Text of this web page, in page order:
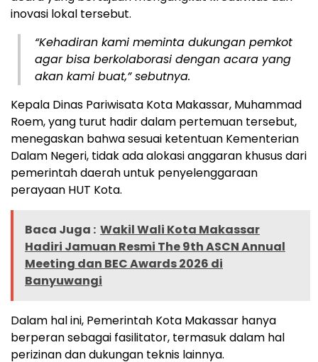
inovasi lokal tersebut.
“Kehadiran kami meminta dukungan pemkot
agar bisa berkolaborasi dengan acara yang
akan kami buat,” sebutnya.
Kepala Dinas Pariwisata Kota Makassar, Muhammad
Roem, yang turut hadir dalam pertemuan tersebut,
menegaskan bahwa sesuai ketentuan Kementerian
Dalam Negeri, tidak ada alokasi anggaran khusus dari
pemerintah daerah untuk penyelenggaraan
perayaan HUT Kota.
Baca Juga : Wakil Wali Kota Makassar
Hadiri Jamuan Resmi The 9th ASCN Annual
Meeting dan BEC Awards 2026 di
Banyuwangi
Dalam hal ini, Pemerintah Kota Makassar hanya
berperan sebagai fasilitator, termasuk dalam hal
perizinan dan dukungan teknis lainnya.